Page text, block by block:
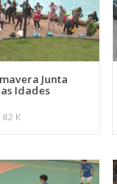
Junta
Idades
82 K